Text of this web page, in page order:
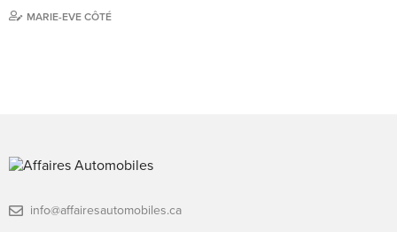
MARIE-EVE CÔTÉ
info@affairesautomobiles.ca